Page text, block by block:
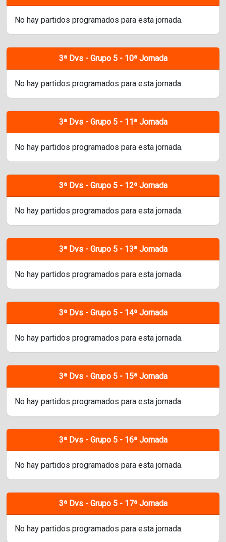
No hay partidos programados para esta jornada.
3ª Dvs - Grupo 5 - 10ª Jornada
No hay partidos programados para esta jornada.
3ª Dvs - Grupo 5 - 11ª Jornada
No hay partidos programados para esta jornada.
3ª Dvs - Grupo 5 - 12ª Jornada
No hay partidos programados para esta jornada.
3ª Dvs - Grupo 5 - 13ª Jornada
No hay partidos programados para esta jornada.
3ª Dvs - Grupo 5 - 14ª Jornada
No hay partidos programados para esta jornada.
3ª Dvs - Grupo 5 - 15ª Jornada
No hay partidos programados para esta jornada.
3ª Dvs - Grupo 5 - 16ª Jornada
No hay partidos programados para esta jornada.
3ª Dvs - Grupo 5 - 17ª Jornada
No hay partidos programados para esta jornada.